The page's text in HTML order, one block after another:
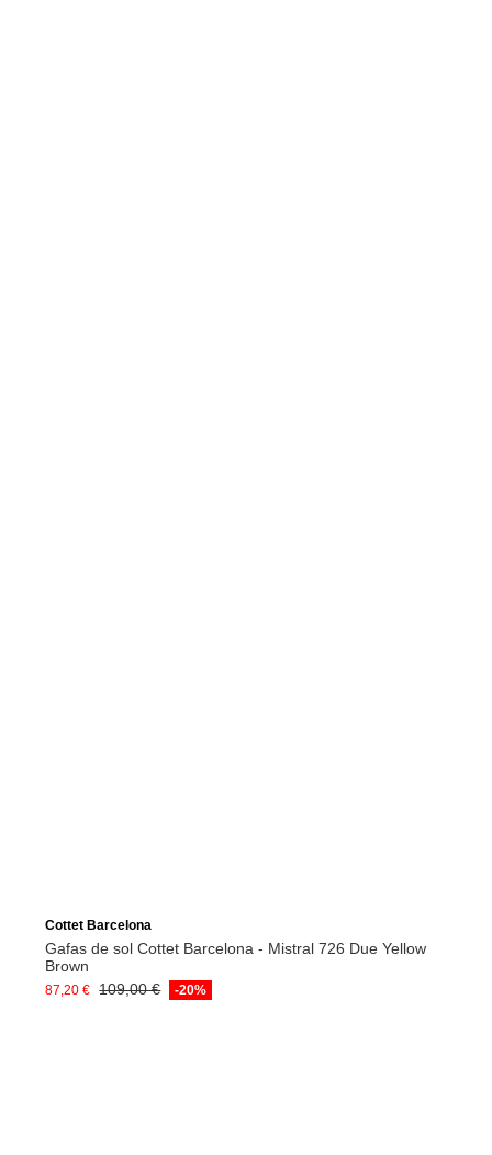
Cottet Barcelona
Gafas de sol Cottet Barcelona - Mistral 726 Due Yellow
Brown
87,20 € 109,00 € -20%